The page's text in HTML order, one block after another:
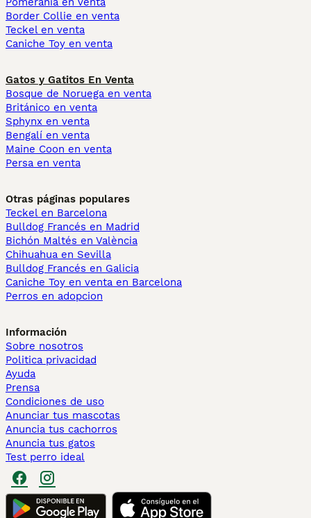
Border Collie en venta
Teckel en venta
Caniche Toy en venta
Gatos y Gatitos En Venta
Bosque de Noruega en venta
Británico en venta
Sphynx en venta
Bengalí en venta
Maine Coon en venta
Persa en venta
Otras páginas populares
Teckel en Barcelona
Bulldog Francés en Madrid
Bichón Maltés en València
Chihuahua en Sevilla
Bulldog Francés en Galicia
Caniche Toy en venta en Barcelona
Perros en adopcion
Información
Sobre nosotros
Politica privacidad
Ayuda
Prensa
Condiciones de uso
Anunciar tus mascotas
Anuncia tus cachorros
Anuncia tus gatos
Test perro ideal